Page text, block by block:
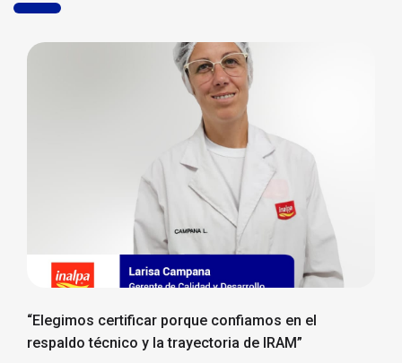
“Elegimos certificar porque confiamos en el
respaldo técnico y la trayectoria de IRAM”